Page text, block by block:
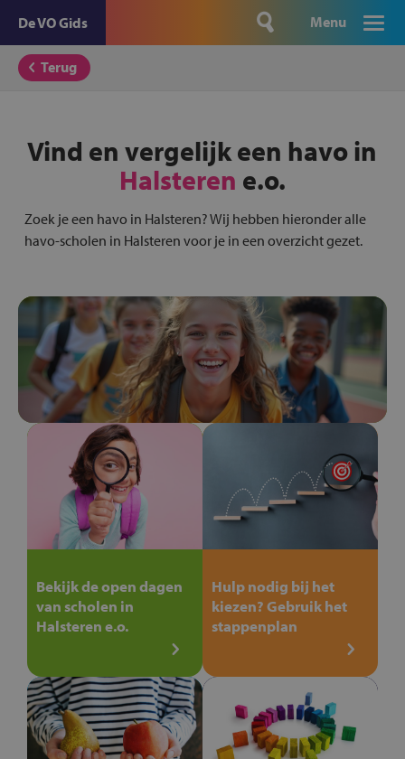
De VO Gids Menu
Terug
Vind en vergelijk een havo in
Halsteren e.o.
Zoek je een havo in Halsteren? Wij hebben hieronder alle
havo-scholen in Halsteren voor je in een overzicht gezet.
Bekijk de open dagen
van scholen in
Halsteren e.o.
Hulp nodig bij het
kiezen? Gebruik het
stappenplan